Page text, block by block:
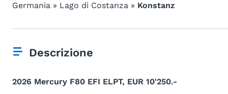
Germania » Lago di Costanza » Konstanz
Descrizione
2026 Mercury F80 EFI ELPT, EUR 10'250.-